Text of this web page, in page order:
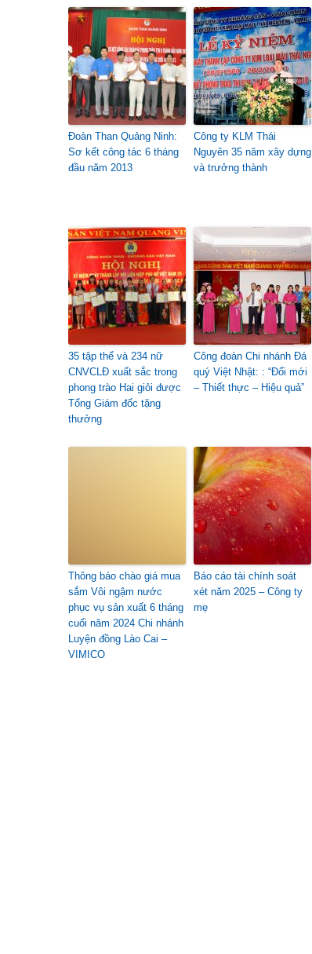
Đoàn Than Quảng Ninh:
Sơ kết công tác 6 tháng
đầu năm 2013
Công ty KLM Thái
Nguyên 35 năm xây dựng
và trưởng thành
35 tập thể và 234 nữ
CNVCLĐ xuất sắc trong
phong trào Hai giỏi được
Tổng Giám đốc tặng
thưởng
Công đoàn Chi nhánh Đá
quý Việt Nhật: : “Đổi mới
– Thiết thực – Hiệu quả”
Thông báo chào giá mua
sắm Vôi ngậm nước
phục vụ sản xuất 6 tháng
cuối năm 2024 Chi nhánh
Luyện đồng Lào Cai –
VIMICO
Báo cáo tài chính soát
xét năm 2025 – Công ty
mẹ